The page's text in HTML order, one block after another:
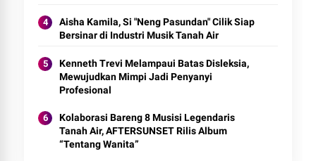
Aisha Kamila, Si "Neng Pasundan" Cilik Siap
Bersinar di Industri Musik Tanah Air
Kenneth Trevi Melampaui Batas Disleksia,
Mewujudkan Mimpi Jadi Penyanyi
Profesional
Kolaborasi Bareng 8 Musisi Legendaris
Tanah Air, AFTERSUNSET Rilis Album
“Tentang Wanita”